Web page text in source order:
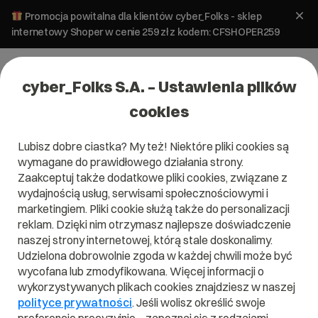
Promocja powitalna dla klientów cyber_Folks - sklep
internetowy Shoper w cenie 259 zł z kodem: CFSHOPER259
Czym jest SQL Injection?
Przeczytaj czym jestSQL Injectionw naszym słowniku.
Pomoże Ci to lepiej zrozumieć, czym dokładnie jestSQL
cyber_Folks S.A. – Ustawienia plików
cookies
Lubisz dobre ciastka? My też! Niektóre pliki cookies są
wymagane do prawidłowego działania strony.
Zaakceptuj także dodatkowe pliki cookies, związane z
wydajnością usług, serwisami społecznościowymi i
marketingiem. Pliki cookie służą także do personalizacji
reklam. Dzięki nim otrzymasz najlepsze doświadczenie
naszej strony internetowej, którą stale doskonalimy.
Udzielona dobrowolnie zgoda w każdej chwili może być
wycofana lub zmodyfikowana. Więcej informacji o
wykorzystywanych plikach cookies znajdziesz w naszej
polityce prywatności. Jeśli wolisz określić swoje